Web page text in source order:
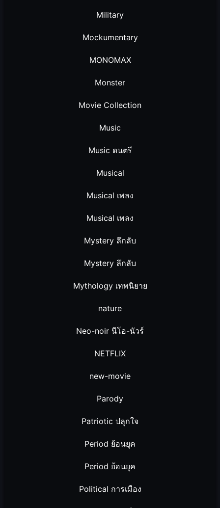
Military
Mockumentary
MONOMAX
Monster
Movie Collection
Music
Music ดนตรี
Musical
Musical เพลง
Musical เพลง
Mystery ลึกลับ
Mystery ลึกลับ
Mythology เทพนิยาย
nature
Neo-noir นีโอ-นัวร์
NETFLIX
new-movie
Parody
Patriotic ปลุกใจ
Period ย้อนยุค
Period ย้อนยุค
Political การเมือง